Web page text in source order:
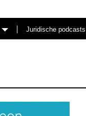
Juridische podcasts